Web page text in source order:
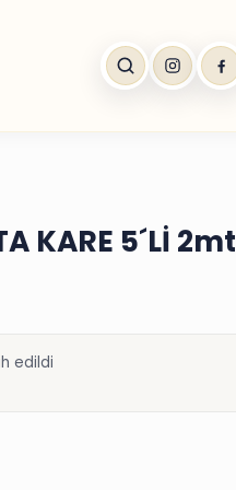
KARE 5´Lİ 2mt
edildi